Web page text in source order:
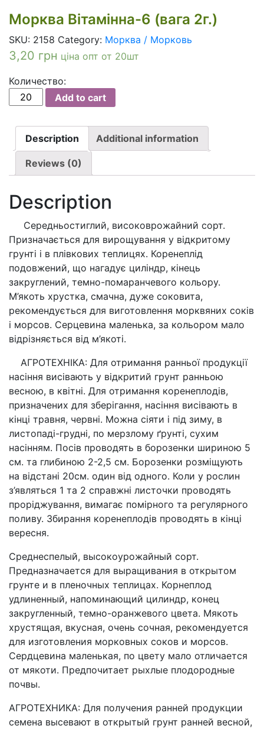
Морква Вітамінна-6 (вага 2г.)
SKU: 2158 Category: Морква / Морковь
3,20 грн ціна опт от 20шт
Количество:
Морква
Вітамінна-6
(вага
quantity
Add to cart
Description Additional information
Reviews (0)
Description
Середньостиглий, високоврожайний сорт.
Призначається для вирощування у відкритому
грунті і в плівкових теплицях. Коренеплід
подовжений, що нагадує циліндр, кінець
закруглений, темно-помаранчевого кольору.
М’якоть хрустка, смачна, дуже соковита,
рекомендується для виготовлення морквяних соків
і морсов. Серцевина маленька, за кольором мало
відрізняється від м’якоті.
АГРОТЕХНІКА: Для отримання ранньої продукції
насіння висівають у відкритий грунт ранньою
весною, в квітні. Для отримання коренеплодів,
призначених для зберігання, насіння висівають в
кінці травня, червні. Можна сіяти і під зиму, в
листопаді-грудні, по мерзлому ґрунті, сухим
насінням. Посів проводять в борозенки шириною 5
см. та глибиною 2-2,5 см. Борозенки розміщують
на відстані 20см. один від одного. Коли у рослин
з’являться 1 та 2 справжні листочки проводять
проріджування, вимагає помірного та регулярного
поливу. Збирання коренеплодів проводять в кінці
вересня.
Среднеспелый, высокоурожайный сорт.
Предназначается для выращивания в открытом
грунте и в пленочных теплицах. Корнеплод
удлиненный, напоминающий цилиндр, конец
закругленный, темно-оранжевого цвета. Мякоть
хрустящая, вкусная, очень сочная, рекомендуется
для изготовления морковных соков и морсов.
Сердцевина маленькая, по цвету мало отличается
от мякоти. Предпочитает рыхлые плодородные
почвы.
АГРОТЕХНИКА: Для получения ранней продукции
семена высевают в открытый грунт ранней весной,